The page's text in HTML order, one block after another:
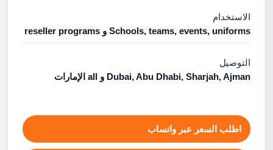
الاستخدام
Schools, teams, events, uniforms و reseller programs
التوصيل
Dubai, Abu Dhabi, Sharjah, Ajman و all الإمارات
اطلب السعر عبر واتساب